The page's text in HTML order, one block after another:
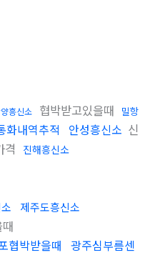
흥신소 협박받고있을때
밀항
화내역추적 안성흥신소 신
격 진해흥신소
제주도흥신소
협박받을때 광주심부름센